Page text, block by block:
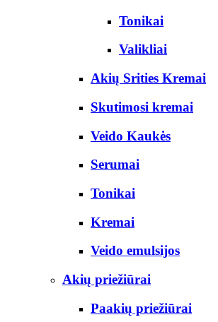
Tonikai
Valikliai
Akių Srities Kremai
Skutimosi kremai
Veido Kaukės
Serumai
Tonikai
Kremai
Veido emulsijos
Akių priežiūrai
Paakių priežiūrai